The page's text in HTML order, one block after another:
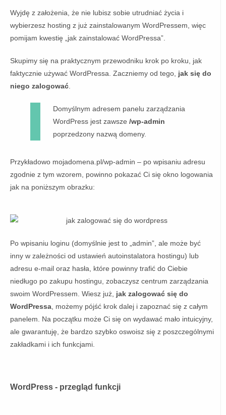
Wyjdę z założenia, że nie lubisz sobie utrudniać życia i
wybierzesz hosting z już zainstalowanym WordPressem, więc
pomijam kwestię „jak zainstalować WordPressa”.
Skupimy się na praktycznym przewodniku krok po kroku, jak
faktycznie używać WordPressa. Zaczniemy od tego, jak się do
niego zalogować.
Domyślnym adresem panelu zarządzania
WordPress jest zawsze /wp-admin
poprzedzony nazwą domeny.
Przykładowo mojadomena.pl/wp-admin – po wpisaniu adresu
zgodnie z tym wzorem, powinno pokazać Ci się okno logowania
jak na poniższym obrazku:
Po wpisaniu loginu (domyślnie jest to „admin”, ale może być
inny w zależności od ustawień autoinstalatora hostingu) lub
adresu e-mail oraz hasła, które powinny trafić do Ciebie
niedługo po zakupu hostingu, zobaczysz centrum zarządzania
swoim WordPressem. Wiesz już, jak zalogować się do
WordPressa , możemy pójść krok dalej i zapoznać się z całym
panelem. Na początku może Ci się on wydawać mało intuicyjny,
ale gwarantuję, że bardzo szybko oswoisz się z poszczególnymi
zakładkami i ich funkcjami.
WordPress - przegląd funkcji